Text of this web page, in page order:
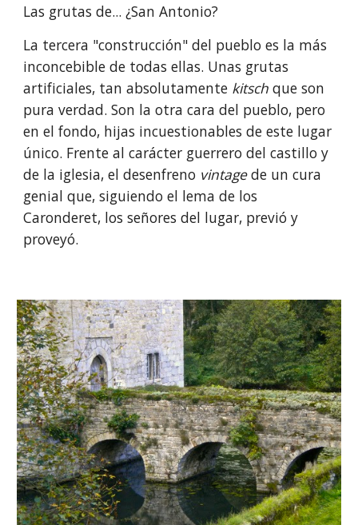
Las grutas de... ¿San Antonio?
La tercera "construcción" del pueblo es la más
inconcebible de todas ellas. Unas grutas
artificiales, tan absolutamente kitsch que son
pura verdad. Son la otra cara del pueblo, pero
en el fondo, hijas incuestionables de este lugar
único. Frente al carácter guerrero del castillo y
de la iglesia, el desenfreno vintage de un cura
genial que, siguiendo el lema de los
Caronderet, los señores del lugar, previó y
proveyó.